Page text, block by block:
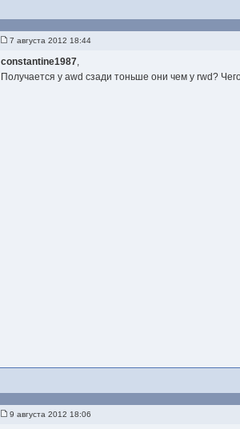
7 августа 2012 18:44
constantine1987,
Получается у awd сзади тоньше они чем у rwd?
9 августа 2012 18:06